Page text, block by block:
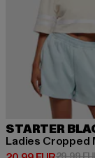
STARTER